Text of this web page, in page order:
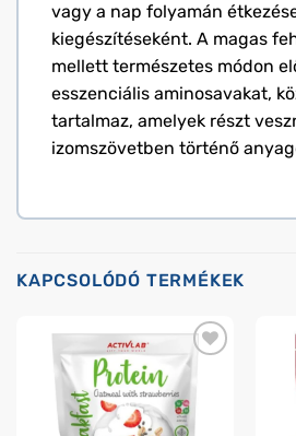
vagy a nap folyamán
kiegészítéseként. A magas
mellett természetes módon
esszenciális aminosavakat,
tartalmaz, amelyek részt
izomszövetben történő
KAPCSOLÓDÓ TERMÉKEK